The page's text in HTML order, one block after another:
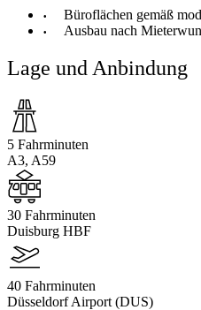
Büroflächen gemäß
Ausbau nach
Lage und Anbindung
5 Fahrminuten
A3, A59
30 Fahrminuten
Duisburg HBF
40 Fahrminuten
Düsseldorf Airport (DUS)